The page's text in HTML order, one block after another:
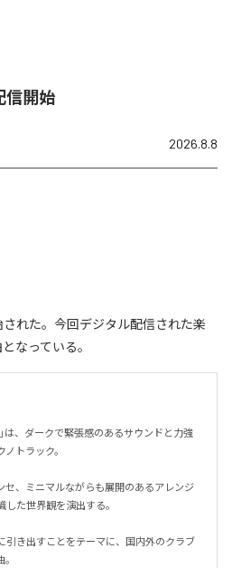
信開始
2026.8.8
された。今回デジタル配信された楽
なっている。
は、ダークで緊張感のあるサウンドと力強
トラック。
セ、ミニマルながらも展開のあるアレンジ
た世界観を演出する。
引き出すことをテーマに、国内外のクラブ